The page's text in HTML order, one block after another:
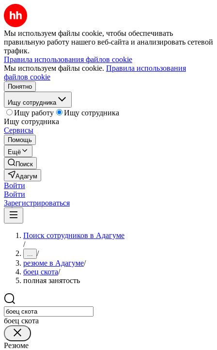
Мы используем файлы cookie, чтобы обеспечивать
правильную работу нашего веб-сайта и анализировать сетевой
трафик.
Правила использования файлов cookie
Мы используем файлы cookie. Правила использования
файлов cookie
Понятно
Ищу сотрудника
Ищу работу
Ищу сотрудника
Ищу сотрудника
Сервисы
Помощь
Ещё
Поиск
Адагум
Войти
Войти
Зарегистрироваться
Поиск сотрудников в Адагуме
/
... /
резюме в Адагуме/
боец скота/
полная занятость
боец скота
Резюме